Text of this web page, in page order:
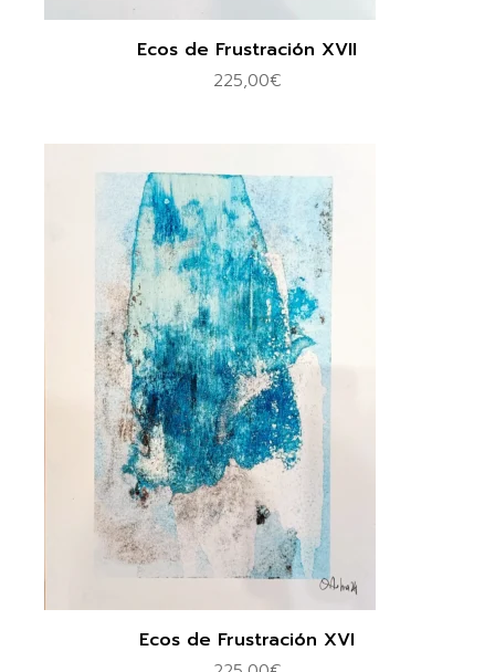
Ecos de Frustración XVII
225,00€
Ecos de Frustración XVI